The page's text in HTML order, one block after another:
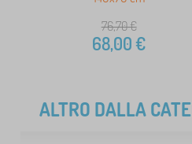
76,70€
68,00€
ALTRO DALLA